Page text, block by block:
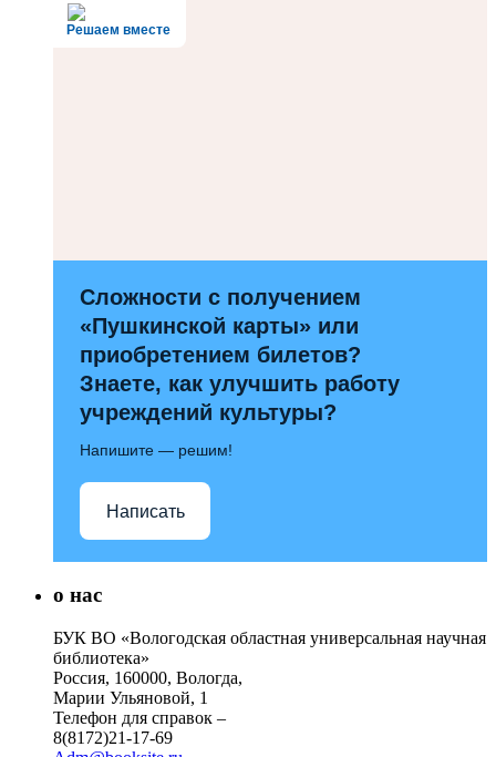
Решаем вместе
Сложности с получением
«Пушкинской карты» или
приобретением билетов?
Знаете, как улучшить работу
учреждений культуры?
Напишите — решим!
Написать
о нас
БУК ВО «Вологодская областная универсальная научная
библиотека»
Россия, 160000, Вологда,
Марии Ульяновой, 1
Телефон для справок –
8(8172)21-17-69